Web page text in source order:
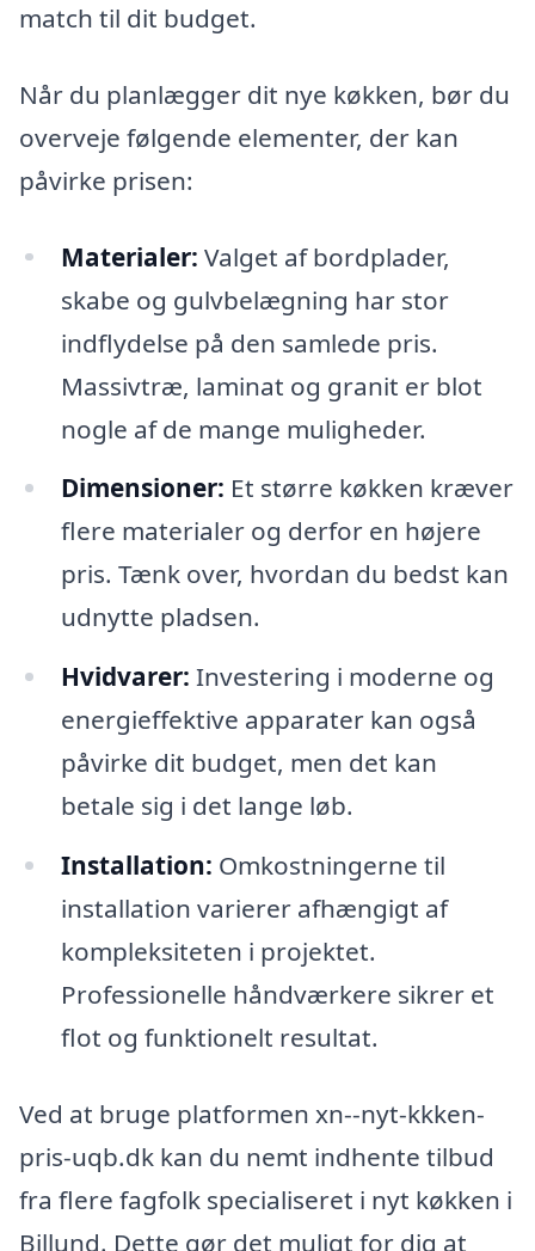
match til dit budget.
Når du planlægger dit nye køkken, bør du
overveje følgende elementer, der kan
påvirke prisen:
Materialer: Valget af bordplader,
skabe og gulvbelægning har stor
indflydelse på den samlede pris.
Massivtræ, laminat og granit er blot
nogle af de mange muligheder.
Dimensioner: Et større køkken kræver
flere materialer og derfor en højere
pris. Tænk over, hvordan du bedst kan
udnytte pladsen.
Hvidvarer: Investering i moderne og
energieffektive apparater kan også
påvirke dit budget, men det kan
betale sig i det lange løb.
Installation: Omkostningerne til
installation varierer afhængigt af
kompleksiteten i projektet.
Professionelle håndværkere sikrer et
flot og funktionelt resultat.
Ved at bruge platformen xn--nyt-kkken-
pris-uqb.dk kan du nemt indhente tilbud
fra flere fagfolk specialiseret i nyt køkken i
Billund. Dette gør det muligt for dig at